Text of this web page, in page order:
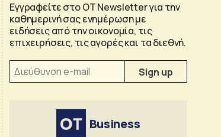
Εγγραφείτε στο OT Newsletter για την
καθημερινή σας ενημέρωση με
ειδήσεις από την οικονομία, τις
επιχειρήσεις, τις αγορές και τα διεθνή.
Business